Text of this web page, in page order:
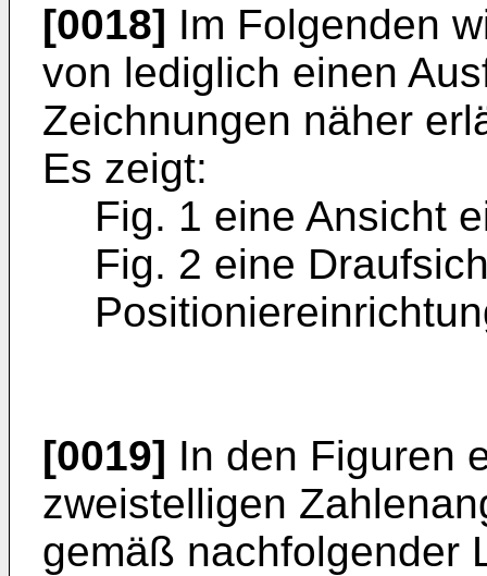
[0018] Im Folgenden
von lediglich einen
Zeichnungen näher
Es zeigt:
Fig. 1 eine Ansicht
Fig. 2 eine
[0019] In den Figuren
zweistelligen
gemäß nachfolgender